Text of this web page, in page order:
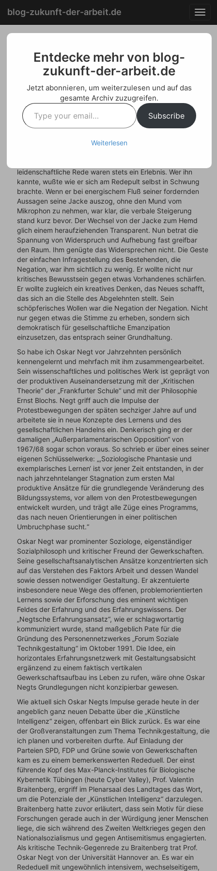
Menu
content
T
o
g
blog-zukunft-der-arbeit.de
Lernen aus dem
Widerspruch –
Persönliche
Erinnerungen an Oskar
Negt – Von Welf Schröter
Februar 11, 2024byWelf Schroeter
leidenschaftliche Rede waren stets ein Erlebnis. Wer ihn
kannte, wußte wie er sich am Redepult selbst in Schwung
brachte. Wenn er bei energischem Fluß seiner fordernden
Aussagen seine Jacke auszog, ohne den Mund vom
Mikrophon zu nehmen, war klar, die verbale Steigerung
stand kurz bevor. Der Wechsel von der Jacke zum Hemd
glich einem heraufziehenden Transparent. Nun betrat die
Spannung von Widerspruch und Aufhebung fast greifbar
den Raum. Ihm genügte das Widersprechen nicht. Die Geste
der einfachen Infragestellung des Bestehenden, die
Negation, war ihm sichtlich zu wenig. Er wollte nicht nur
kritisches Bewusstsein gegen etwas Vorhandenes schärfen.
Er wollte zugleich ein kreatives Denken, das Neues schafft,
das sich an die Stelle des Abgelehnten stellt. Sein
schöpferisches Wollen war die Negation der Negation. Nicht
nur gegen etwas die Stimme zu erheben, sondern sich
demokratisch für gesellschaftliche Emanzipation
einzusetzen, das entsprach seiner Grundhaltung.
So habe ich Oskar Negt vor Jahrzehnten persönlich
kennengelernt und mehrfach mit ihm zusammengearbeitet.
Sein wissenschaftliches und politisches Werk ist geprägt von
der produktiven Auseinandersetzung mit der „Kritischen
Theorie“ der „Frankfurter Schule“ und mit der Philosophie
Ernst Blochs. Negt griff auch die Impulse der
Protestbewegungen der späten sechziger Jahre auf und
arbeitete sie in neue Konzepte des Lernens und des
gesellschaftlichen Handelns ein. Denkerisch ging er der
damaligen „Außerparlamentarischen Opposition“ von
1967/68 sogar schon voraus. So schrieb er über eines seiner
eigenen Schlüsselwerke: „,Soziologische Phantasie und
exemplarisches Lernen‘ ist vor jener Zeit entstanden, in der
nach jahrzehntelanger Stagnation zum ersten Mal
produktive Ansätze für die grundlegende Veränderung des
Bildungssystems, vor allem von den Protestbewegungen
entwickelt wurden, und trägt alle Züge eines Programms,
das nach neuen Orientierungen in einer politischen
Umbruchphase sucht.“
Oskar Negt war prominenter Soziologe, eigenständiger
Sozialphilosoph und kritischer Freund der Gewerkschaften.
Seine gesellschaftsanalytischen Ansätze konzentrierten sich
auf das Verstehen des Faktors Arbeit und dessen Wandel
sowie dessen notwendiger Gestaltung. Er akzentuierte
insbesondere neue Wege des offenen, problemorientierten
Lernens sowie der Erforschung des eminent wichtigen
Feldes der Erfahrung und des Erfahrungswissens. Der
„Negtsche Erfahrungsansatz“, wie er schlagwortartig
kommuniziert wurde, stand maßgeblich Pate für die
Gründung des Personennetzwerkes „Forum Soziale
Technikgestaltung“ im Oktober 1991. Die Idee, ein
horizontales Erfahrungsnetzwerk mit Gestaltungsabsicht
ergänzend zu einem faktisch vertikalen
Gewerkschaftsaufbau ins Leben zu rufen, wäre ohne Oskar
Negts Grundlegungen nicht konzipierbar gewesen.
Wie aktuell sich Oskar Negts Impulse gerade heute in der
angeblich ganz neuen Debatte über die „Künstliche
Intelligenz“ zeigen, offenbart ein Blick zurück. Es war eine
der Großveranstaltungen zum Thema Technikgestaltung, die
ich planen und vorbereiten durfte. Auf Einladung der
Parteien SPD, FDP und Grüne sowie von Gewerkschaften
kam es zu einem bemerkenswerten Rededuell. Der einst
führende Kopf des Max-Planck-Institutes für Biologische
Kybernetik Tübingen (heute Cyber Valley), Prof. Valentin
Braitenberg, ergriff im Plenarsaal des Landtages das Wort,
um die Potenziale der „Künstlichen Intelligenz“ darzulegen.
Braitenberg hatte zuvor erläutert, dass sein Motiv für diese
Forschungen gerade auch in der Würdigung jener Menschen
liege, die sich während des Zweiten Weltkrieges gegen den
Nationalsozialismus und gegen Antisemitismus engagierten.
Als kritische Technik-Gegenrede zu Braitenberg trat Prof.
Oskar Negt von der Universität Hannover an. Es war ein
Rededuell mit ungewöhnlich intensivem, wechselseitigem,
Entdecke mehr von blog-
zukunft-der-arbeit.de
Jetzt abonnieren, um weiterzulesen und auf das
gesamte Archiv zuzugreifen.
Type
your
email…
Subscribe
Weiterlesen